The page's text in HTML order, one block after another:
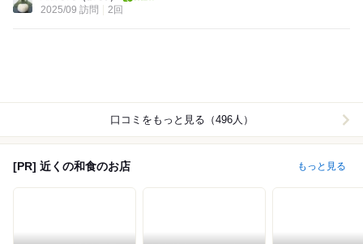
2025/09 訪問
2回
口コミをもっと見る（496人）
[PR] 近くの和食のお店 もっと見る